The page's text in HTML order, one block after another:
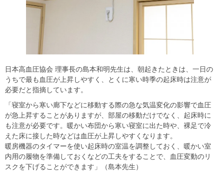
日本高血圧協会 理事長の島本和明先生は、朝起きたときは、一日の
うちで最も血圧が上昇しやすく、とくに寒い時季の起床時は注意が
必要だと指摘しています。
「寝室から寒い廊下などに移動する際の急な気温変化の影響で血圧
が急上昇することがありますが、部屋の移動だけでなく、起床時に
も注意が必要です。暖かい布団から寒い寝室に出た時や、裸足で冷
えた床に接した時などは血圧が上昇しやすくなります。
暖房機器のタイマーを使い起床時の室温を調整しておく、暖かい室
内用の履物を準備しておくなどの工夫をすることで、血圧変動のリ
スクを下げることができます」（島本先生）